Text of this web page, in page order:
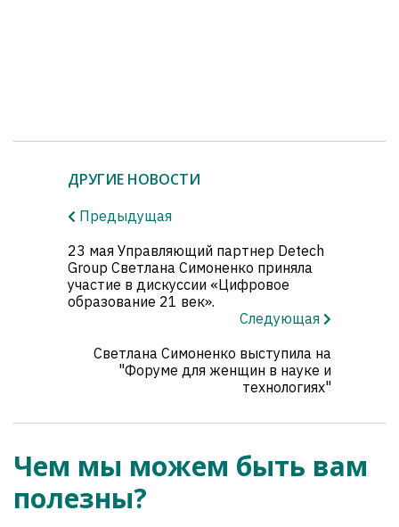
ДРУГИЕ НОВОСТИ
Предыдущая
23 мая Управляющий партнер Detech
Group Светлана Симоненко приняла
участие в дискуссии «Цифровое
образование 21 век».
Следующая
Светлана Симоненко выступила на
"Форуме для женщин в науке и
технологиях"
Чем мы можем быть вам
полезны?